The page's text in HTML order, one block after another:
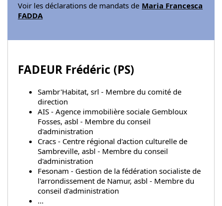
Voir les déclarations de mandats de Maria Francesca
FADDA
FADEUR Frédéric (PS)
Sambr'Habitat, srl - Membre du comité de
direction
AIS - Agence immobilière sociale Gembloux
Fosses, asbl - Membre du conseil
d'administration
Cracs - Centre régional d'action culturelle de
Sambreville, asbl - Membre du conseil
d'administration
Fesonam - Gestion de la fédération socialiste de
l'arrondissement de Namur, asbl - Membre du
conseil d'administration
...